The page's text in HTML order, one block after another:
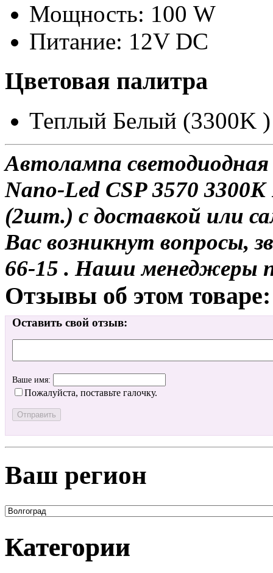
Мощность: 100 W
Питание: 12V DC
Цветовая палитра
Теплый Белый (3300K )
Автолампа
Nano-Led CSP 3570
(2шт.) с доставкой или
Вас возникнут вопросы,
66-15 . Наши менеджеры
Отзывы об этом товаре:
Оставить свой отзыв:
Ваше имя:
Пожалуйста, поставьте галочку.
Ваш регион
Категории